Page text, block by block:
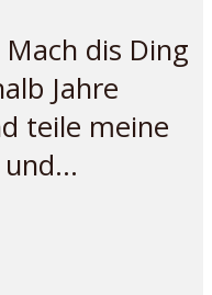
dis Ding
Jahre
teile meine